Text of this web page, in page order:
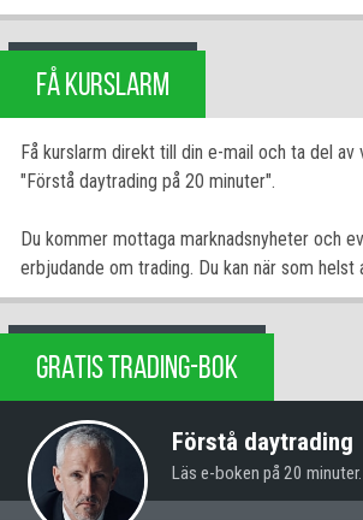
FÅ KURSLARM
Få kurslarm direkt till din e-mail och ta del
"Förstå daytrading på 20 minuter".
Du kommer mottaga marknadsnyheter och
erbjudande om trading. Du kan när som helst
GRATIS TRADING-BOK
Förstå daytrading
Läs e-boken på 20 minuter.